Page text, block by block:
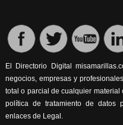
El Directorio Digital
negocios, empresas y
total o parcial de cualquier
política de tratamiento de datos
enlaces de Legal.